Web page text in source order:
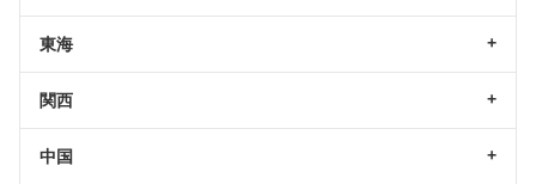
東海
関西
中国